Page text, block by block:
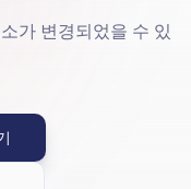
가 변경되었을 수 있